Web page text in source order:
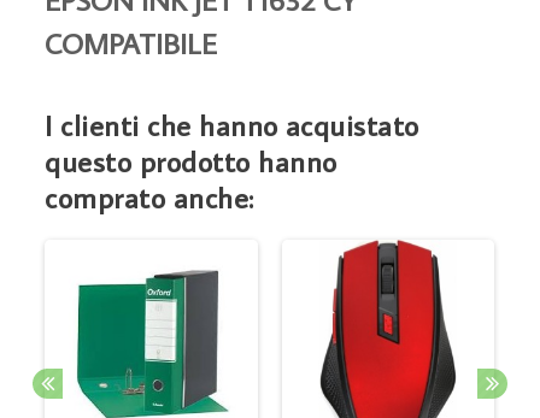
COMPATIBILE
I clienti che hanno acquistato
questo prodotto hanno
comprato anche: